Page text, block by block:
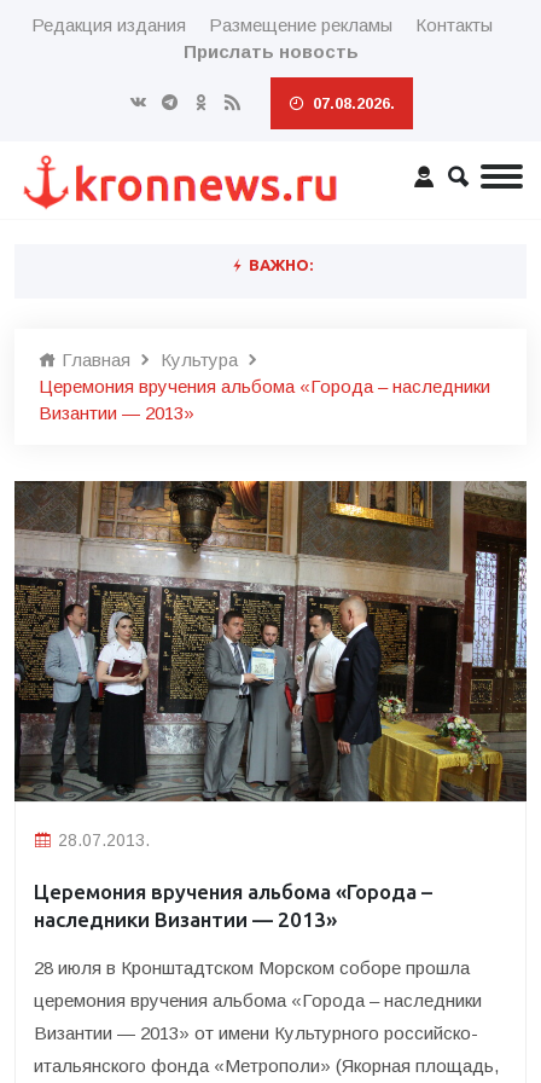
Редакция издания Размещение рекламы
Контакты
Прислать новость
07.08.2026.
ВАЖНО:
Главная
Культура
Церемония вручения альбома «Города – наследники
Византии — 2013»
28.07.2013.
Церемония вручения альбома «Города –
наследники Византии — 2013»
28 июля в Кронштадтском Морском соборе прошла
церемония вручения альбома «Города – наследники
Византии — 2013» от имени Культурного российско-
итальянского фонда «Метрополи» (Якорная площадь,